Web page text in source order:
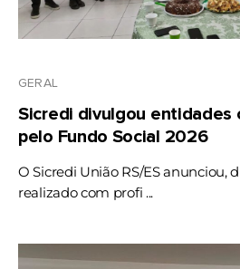
GERAL
Sicredi divulgou entidades
pelo Fundo Social 2026
O Sicredi União RS/ES anunciou,
realizado com profi ...